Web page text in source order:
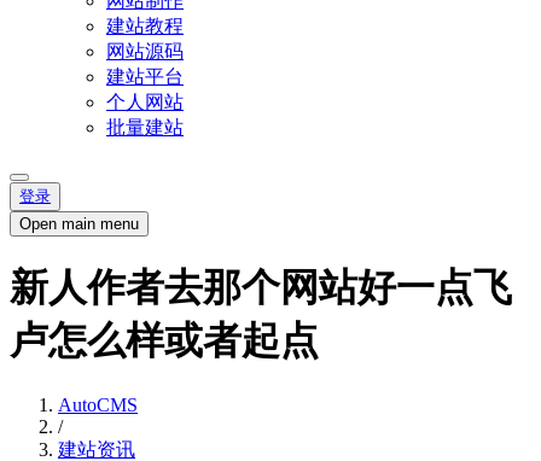
建站教程
网站源码
建站平台
个人网站
批量建站
登录
Open main menu
新人作者去那个网站好一点飞
卢怎么样或者起点
AutoCMS
/
建站资讯